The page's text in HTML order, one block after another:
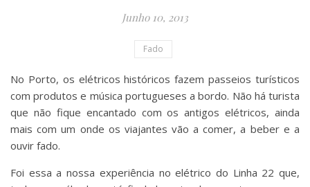
Junho 10, 2013
Fado
No Porto, os elétricos históricos fazem passeios turísticos
com produtos e música portugueses a bordo. Não há turista
que não fique encantado com os antigos elétricos, ainda
mais com um onde os viajantes vão a comer, a beber e a
ouvir fado.
Foi essa a nossa experiência no elétrico do Linha 22 que,